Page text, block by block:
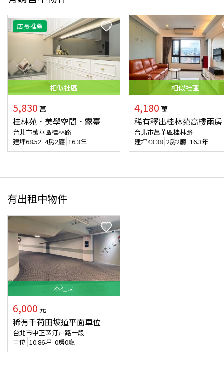
店長推薦
相似社區
5,830 萬
桂林苑．美學空間．露臺
台北市萬華區桂林路
建坪68.52 4房2廳 16.3年
相似社區
4,180 萬
稀有釋出桂林苑高樓兩房
台北市萬華區桂林路
建坪43.38 2房2廳 16.3年
有出租中物件
本社區
6,000 元
稀有千荷田坡道平面車位
台北市中正區汀州路一段
車位 10.86坪 0房0廳